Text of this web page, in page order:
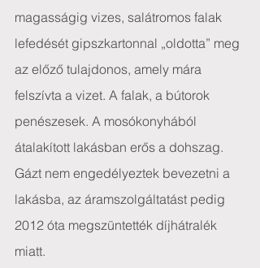
magasságig vizes, salátromos falak
lefedését gipszkartonnal „oldotta” meg
az előző tulajdonos, amely mára
felszívta a vizet. A falak, a bútorok
penészesek. A mosókonyhából
átalakított lakásban erős a dohszag.
Gázt nem engedélyeztek bevezetni a
lakásba, az áramszolgáltatást pedig
2012 óta megszüntették díjhátralék
miatt.